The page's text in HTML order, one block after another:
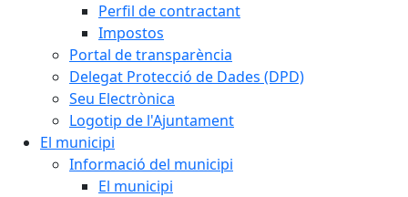
Perfil de contractant
Impostos
Portal de transparència
Delegat Protecció de Dades (DPD)
Seu Electrònica
Logotip de l'Ajuntament
El municipi
Informació del municipi
El municipi